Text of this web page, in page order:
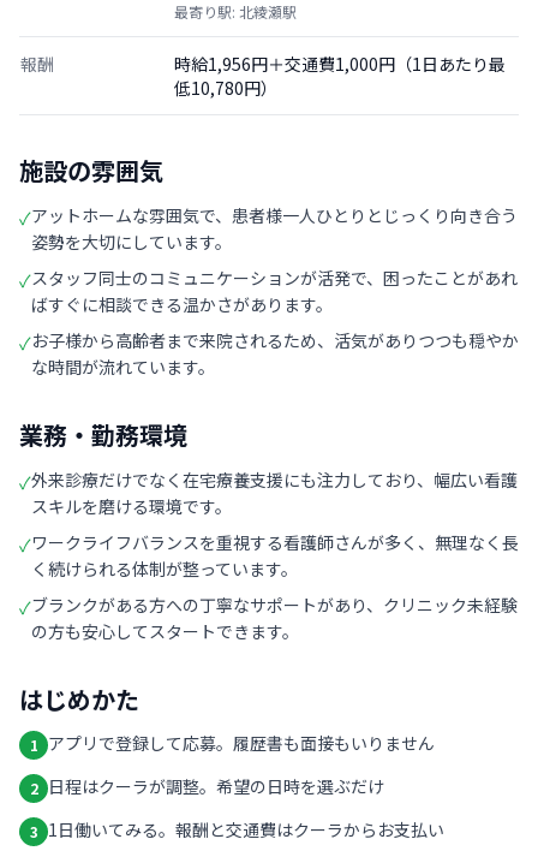
最寄り駅: 北綾瀬駅
報酬
時給1,956円＋交通費1,000円（1日あたり最
低10,780円）
施設の雰囲気
✓アットホームな雰囲気で、患者様一人ひとりとじっくり向き合う
姿勢を大切にしています。
✓スタッフ同士のコミュニケーションが活発で、困ったことがあれ
ばすぐに相談できる温かさがあります。
✓お子様から高齢者まで来院されるため、活気がありつつも穏やか
な時間が流れています。
業務・勤務環境
✓外来診療だけでなく在宅療養支援にも注力しており、幅広い看護
スキルを磨ける環境です。
✓ワークライフバランスを重視する看護師さんが多く、無理なく長
く続けられる体制が整っています。
✓ブランクがある方への丁寧なサポートがあり、クリニック未経験
の方も安心してスタートできます。
はじめかた
1 アプリで登録して応募。履歴書も面接もいりません
2 日程はクーラが調整。希望の日時を選ぶだけ
3 1日働いてみる。報酬と交通費はクーラからお支払い